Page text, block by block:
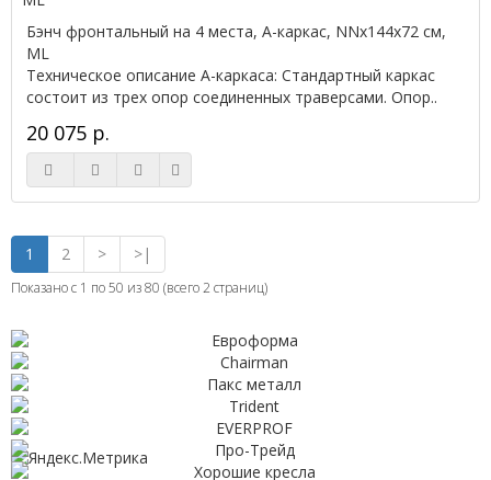
Бэнч фронтальный на 4 места, А-каркас, NNx144х72 см,
ML
Техническое описание А-каркаса: Стандартный каркас
состоит из трех опор соединенных траверсами. Опор..
20 075 р.
1 2 > >|
Показано с 1 по 50 из 80 (всего 2 страниц)